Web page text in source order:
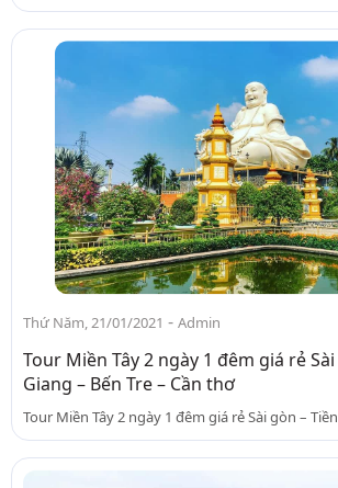
Thứ Năm, 21/01/2021 - Admin
Tour Miền Tây 2 ngày 1 đêm giá rẻ
Giang – Bến Tre – Cần thơ
Tour Miền Tây 2 ngày 1 đêm giá rẻ Sài gòn –